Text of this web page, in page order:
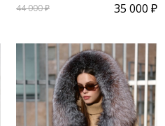
44 000 ₽
35 000 ₽